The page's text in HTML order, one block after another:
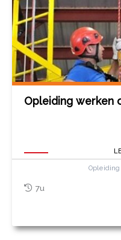
Opleiding werken
7u